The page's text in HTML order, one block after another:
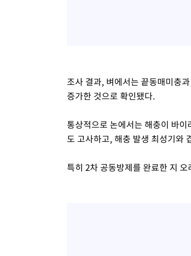
조사 결과, 벼에서는 끝동매미충
증가한 것으로 확인됐다.
통상적으로 논에서는 해충이 바
도 고사하고, 해충 발생 최성기와
특히 2차 공동방제를 완료한 지